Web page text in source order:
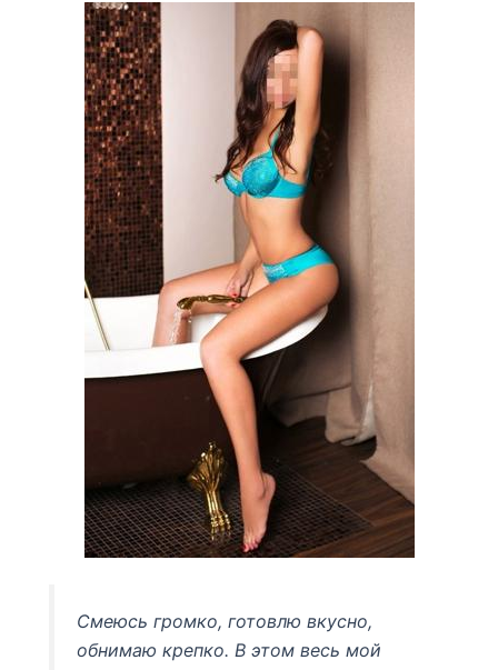
Смеюсь громко, готовлю вкусно,
обнимаю крепко. В этом весь мой